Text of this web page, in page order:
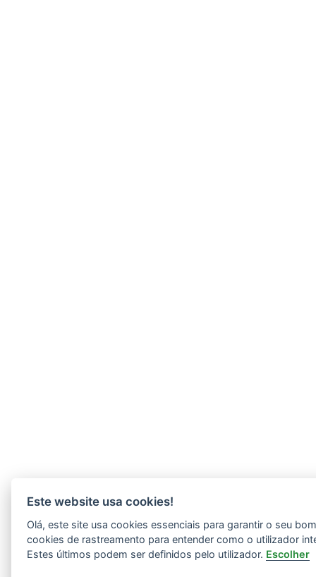
Este website usa cookies!
Olá, este site usa cookies essenciais para garantir o seu
cookies de rastreamento para entender como o utilizador
Estes últimos podem ser definidos pelo utilizador. Escolher